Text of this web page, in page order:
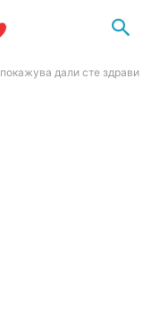
дали сте здрави